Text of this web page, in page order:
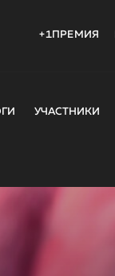
+1ПРЕМИЯ
УЧАСТНИКИ